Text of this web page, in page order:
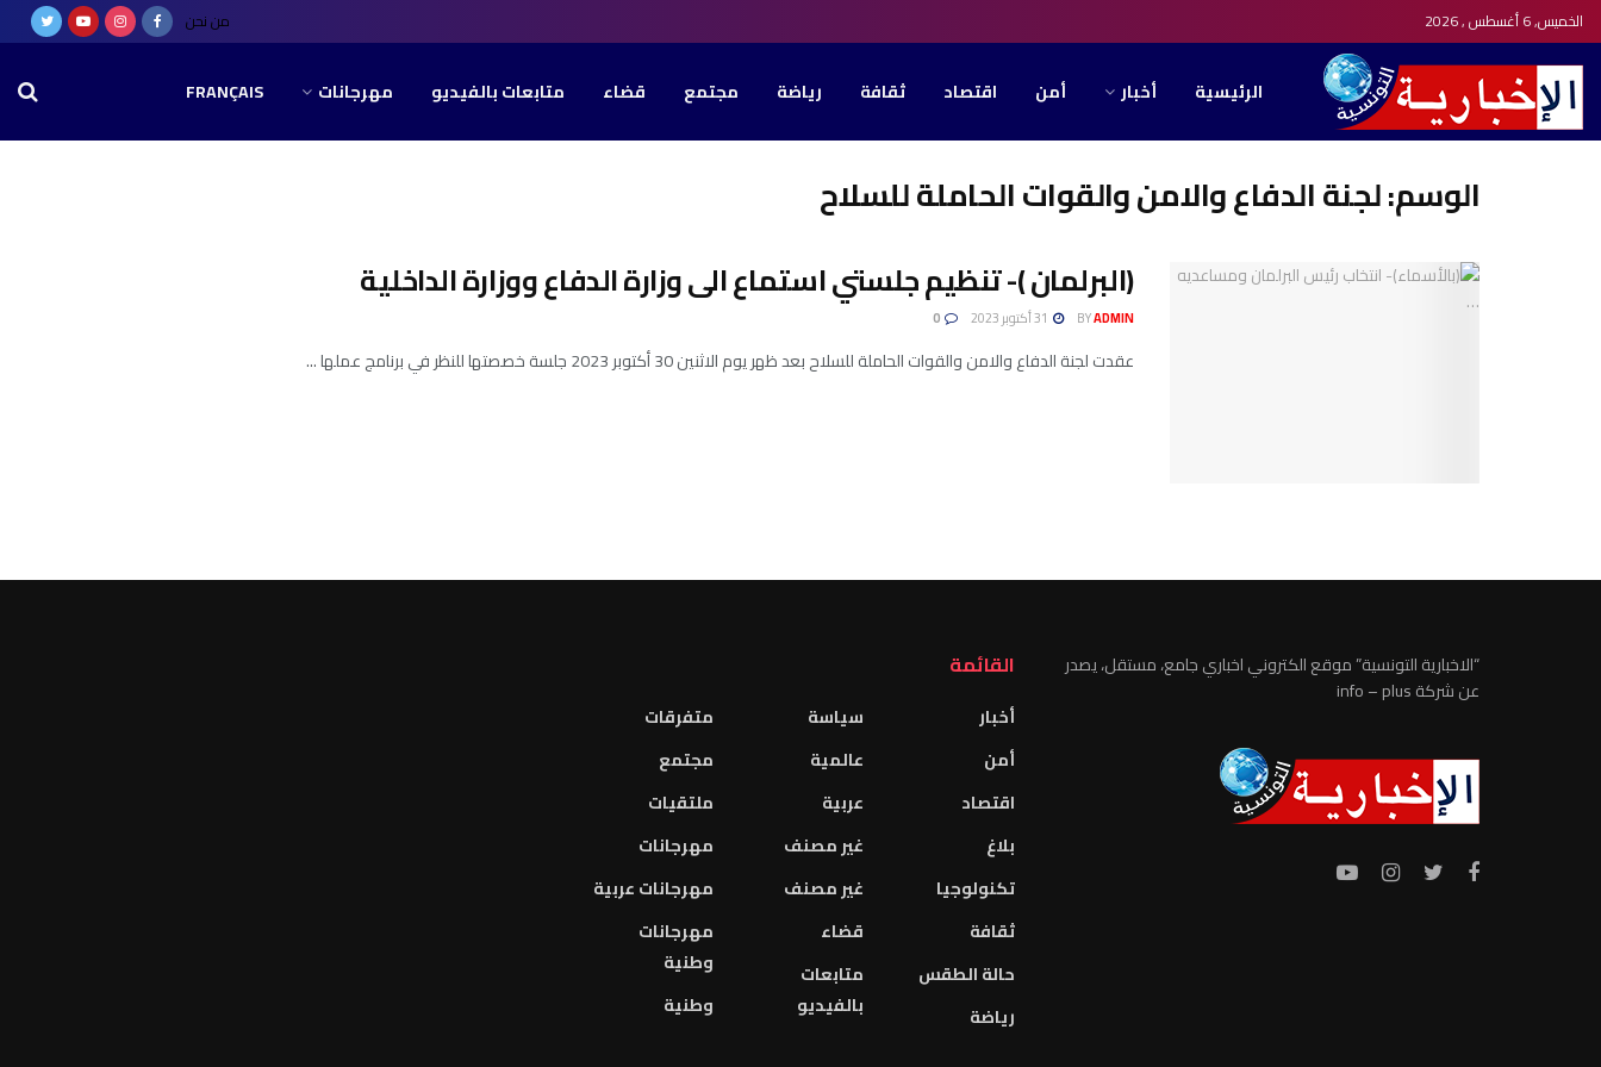
الخميس, 6 أغسطس , 2026 من نحن
الرئيسية أخبار أمن اقتصاد ثقافة رياضة مجتمع قضاء متابعات بالفيديو مهرجانات FRANÇAIS
الوسم:لجنة الدفاع والامن والقوات الحاملة للسلاح
(البرلمان )- تنظيم جلستي استماع الى وزارة الدفاع ووزارة الداخلية
BYADMIN
عقدت لجنة الدفاع والامن والقوات الحاملة للسلاح بعد ظهر يوم الاثنين 30 أكتوبر 2023 جلسة خصصتها للنظر في برنامج عملها ...
“الاخبارية التونسية” موقع الكتروني اخباري جامع، مستقل، يصدر
عن شركة info – plus
القائمة
أخبار
أمن
اقتصاد
بلاغ
تكنولوجيا
ثقافة
حالة الطقس
رياضة
سياسة
عالمية
عربية
غير مصنف
غير مصنف
قضاء
متابعات
بالفيديو
متفرقات
مجتمع
ملتقيات
مهرجانات
مهرجانات عربية
مهرجانات
وطنية
وطنية